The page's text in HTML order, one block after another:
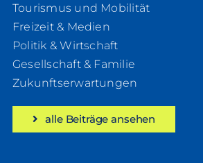
Tourismus und Mobilität
Freizeit & Medien
Politik & Wirtschaft
Gesellschaft & Familie
Zukunftserwartungen
alle Beiträge ansehen